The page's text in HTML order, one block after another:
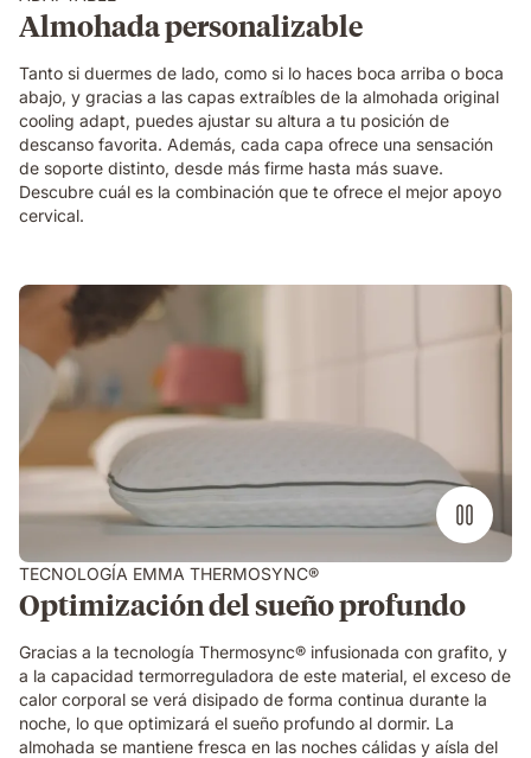
firmeza
y
Almohada personalizable
Tanto si duermes de lado, como si lo haces boca arriba o boca
abajo, y gracias a las capas extraíbles de la almohada original
cooling adapt, puedes ajustar su altura a tu posición de
descanso favorita. Además, cada capa ofrece una sensación
de soporte distinto, desde más firme hasta más suave.
Descubre cuál es la combinación que te ofrece el mejor apoyo
cervical.
hombre
durmiendo
con
almohada
viscoelástica
emma
premium
TECNOLOGÍA EMMA THERMOSYNC®
Optimización del sueño profundo
Gracias a la tecnología Thermosync® infusionada con grafito, y
a la capacidad termorreguladora de este material, el exceso de
calor corporal se verá disipado de forma continua durante la
noche, lo que optimizará el sueño profundo al dormir. La
almohada se mantiene fresca en las noches cálidas y aísla del